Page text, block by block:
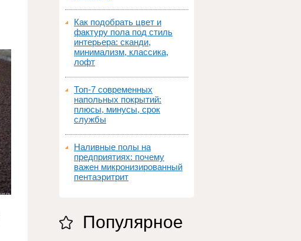
Как подобрать цвет и
фактуру пола под стиль
интерьера: сканди,
минимализм, классика,
лофт
Топ‑7 современных
напольных покрытий:
плюсы, минусы, срок
службы
Наливные полы на
предприятиях: почему
важен микронизированный
пентаэритрит
Популярное